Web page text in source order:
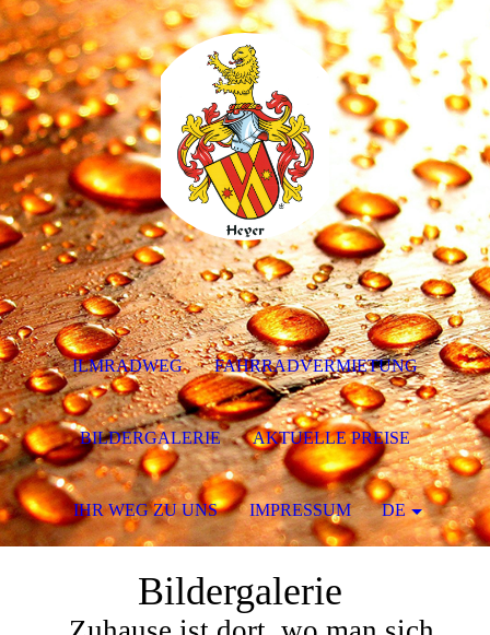
Bildergalerie
ILMRADWEG FAHRRADVERMIETUNG
BILDERGALERIE AKTUELLE PREISE
IHR WEG ZU UNS IMPRESSUM DE